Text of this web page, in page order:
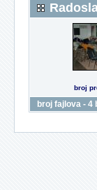
broj
broj fajlova - 4